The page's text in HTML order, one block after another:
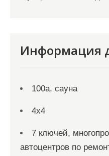
Информация
100а, сауна
4х4
7 ключей,
автоцентров по